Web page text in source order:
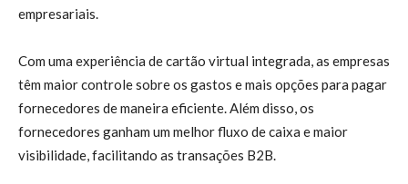
empresariais.
Com uma experiência de cartão virtual integrada, as empresas
têm maior controle sobre os gastos e mais opções para pagar
fornecedores de maneira eficiente. Além disso, os
fornecedores ganham um melhor fluxo de caixa e maior
visibilidade, facilitando as transações B2B.